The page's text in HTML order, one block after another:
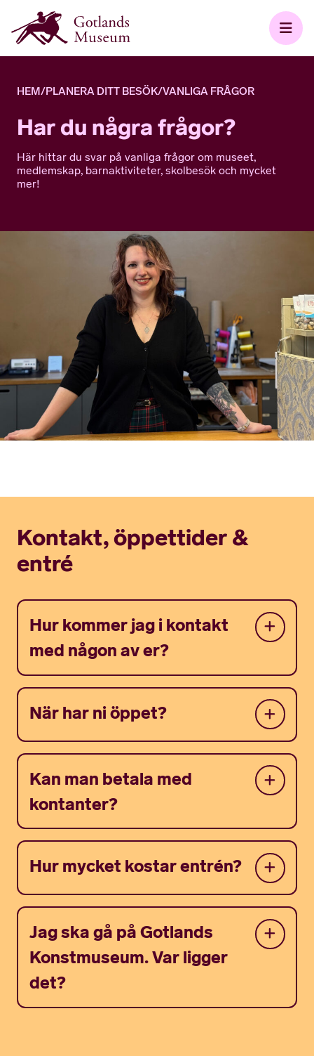
HEM/PLANERA DITT BESÖK/VANLIGA FRÅGOR
Har du några frågor?
Här hittar du svar på vanliga frågor om museet,
medlemskap, barnaktiviteter, skolbesök och mycket
mer!
Kontakt, öppettider &
entré
Hur kommer jag i kontakt
med någon av er?
När har ni öppet?
Kan man betala med
kontanter?
Hur mycket kostar entrén?
Jag ska gå på Gotlands
Konstmuseum. Var ligger
det?